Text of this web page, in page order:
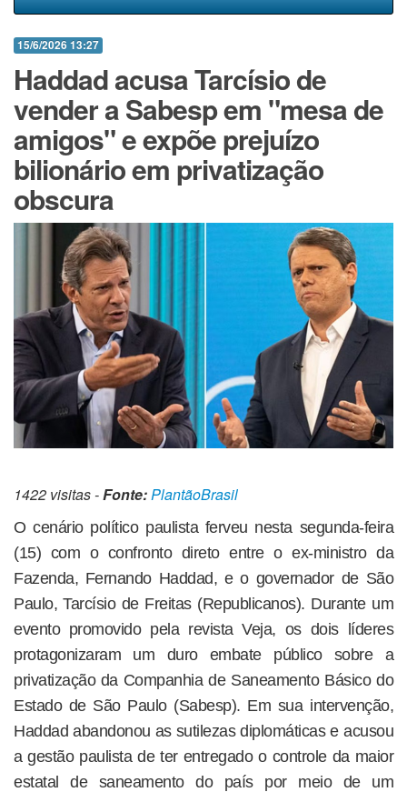
15/6/2026 13:27
Haddad acusa Tarcísio de
vender a Sabesp em "mesa de
amigos" e expõe prejuízo
bilionário em privatização
obscura
1422 visitas -Fonte:PlantãoBrasil
O cenário político paulista ferveu nesta segunda-feira
(15) com o confronto direto entre o ex-ministro da
Fazenda, Fernando Haddad, e o governador de São
Paulo, Tarcísio de Freitas (Republicanos). Durante um
evento promovido pela revista Veja, os dois líderes
protagonizaram um duro embate público sobre a
privatização da Companhia de Saneamento Básico do
Estado de São Paulo (Sabesp). Em sua intervenção,
Haddad abandonou as sutilezas diplomáticas e acusou
a gestão paulista de ter entregado o controle da maior
estatal de saneamento do país por meio de um